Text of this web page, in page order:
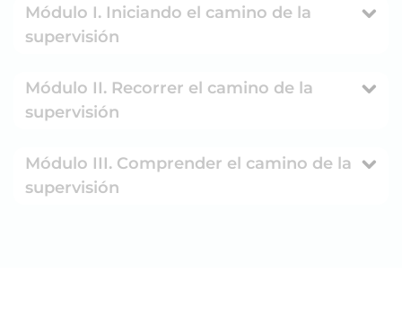
Módulo I. Iniciando el camino de la
supervisión
Módulo II. Recorrer el camino de la
supervisión
Módulo III. Comprender el camino de la
supervisión